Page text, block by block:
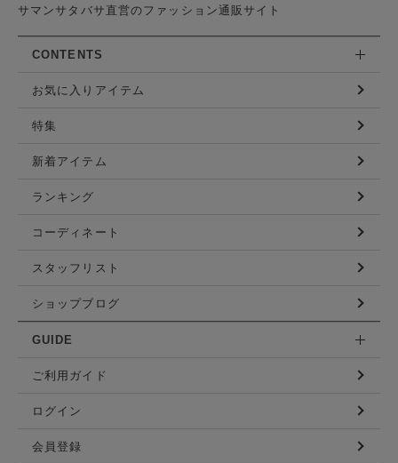
サマンサタバサ直営のファッション通販サイト
CONTENTS
お気に入りアイテム
特集
新着アイテム
ランキング
コーディネート
スタッフリスト
ショップブログ
GUIDE
ご利用ガイド
ログイン
会員登録